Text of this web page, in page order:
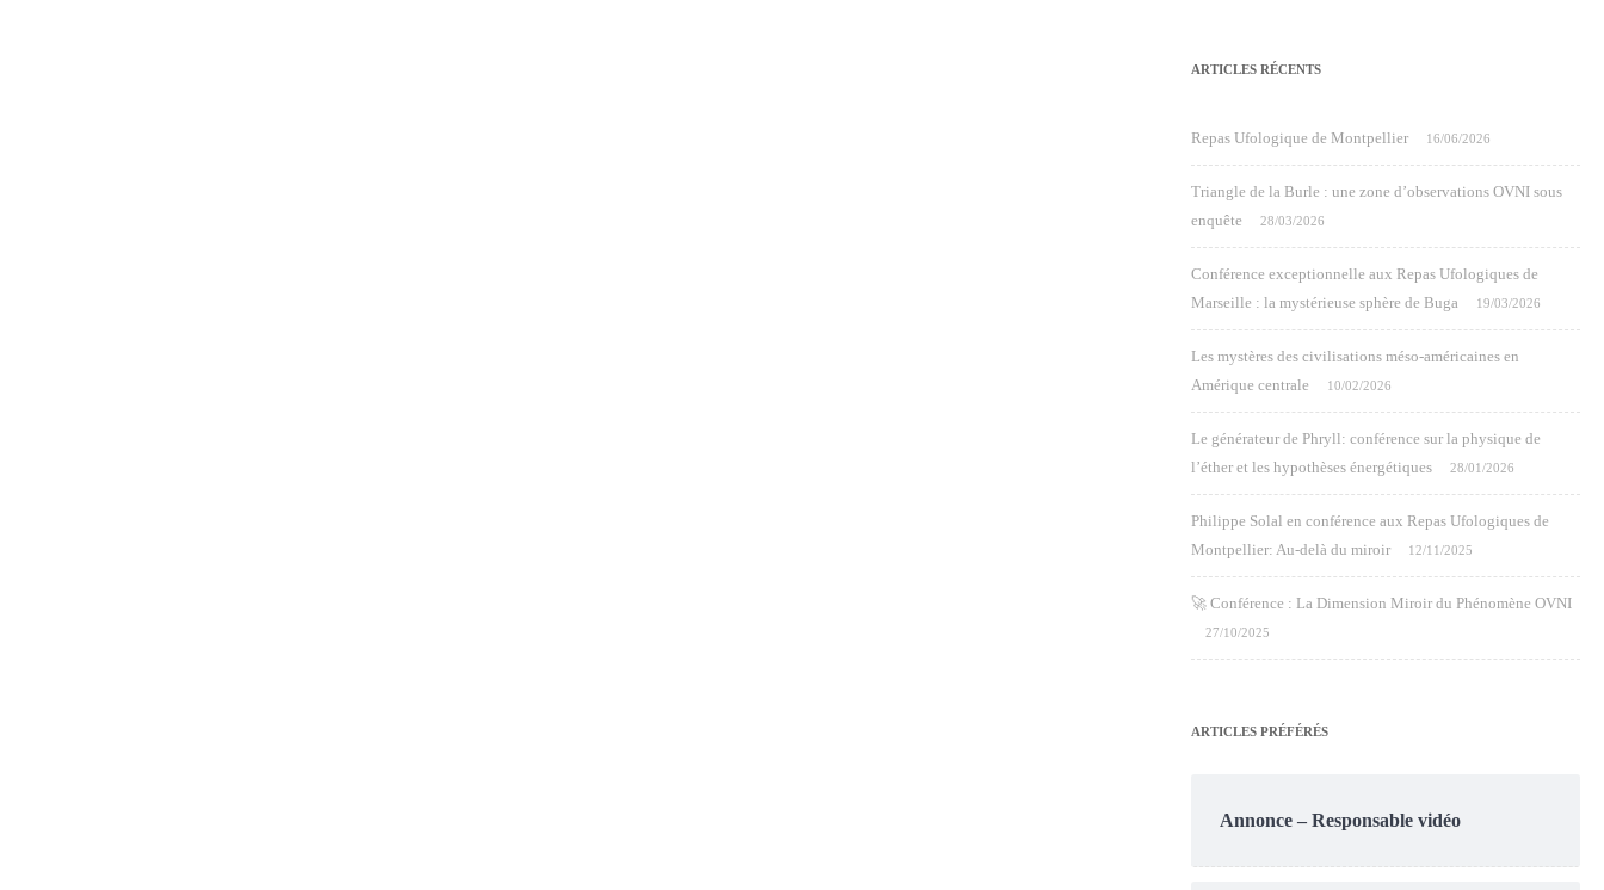
ARTICLES RÉCENTS
Repas Ufologique de Montpellier 16/06/2026
Triangle de la Burle : une zone d’observations OVNI sous
enquête
28/03/2026
Conférence exceptionnelle aux Repas Ufologiques de
Marseille : la mystérieuse sphère de Buga
19/03/2026
Les mystères des civilisations méso-américaines en
Amérique centrale
10/02/2026
Le générateur de Phryll: conférence sur la physique de
l’éther et les hypothèses énergétiques
28/01/2026
Philippe Solal en conférence aux Repas Ufologiques de
Montpellier: Au-delà du miroir
12/11/2025
🚀 Conférence : La Dimension Miroir du Phénomène OVNI
27/10/2025
ARTICLES PRÉFÉRÉS
Annonce – Responsable vidéo